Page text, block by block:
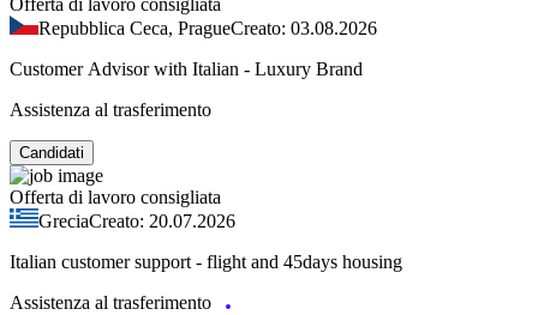
Offerta di lavoro consigliata
Repubblica Ceca, PragueCreato: 03.08.2026
Customer Advisor with Italian - Luxury Brand
Assistenza al trasferimento
Candidati
Offerta di lavoro consigliata
GreciaCreato: 20.07.2026
Italian customer support - flight and 45days housing
Assistenza al trasferimento